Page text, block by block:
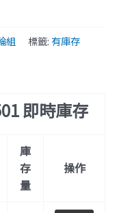
組 標籤: 有庫存
即時庫存
庫
存
量
操作